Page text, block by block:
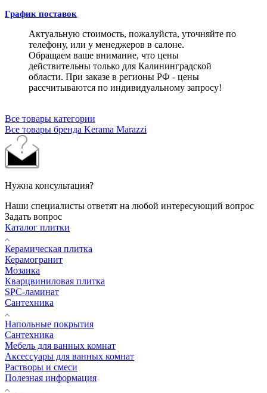
График поставок
Актуальную стоимость, пожалуйста, уточняйте по
телефону, или у менеджеров в салоне.
Обращаем ваше внимание, что цены
действительны только для Калининградской
области. При заказе в регионы РФ - цены
рассчитываются по индивидуальному запросу!
Все товары категории
Все товары бренда Kerama Marazzi
Нужна консультация?
Наши специалисты ответят на любой интересующий вопрос
Задать вопрос
Каталог плитки
Керамическая плитка
Керамогранит
Мозаика
Кварцвиниловая плитка
SPC-ламинат
Сантехника
Напольные покрытия
Сантехника
Мебель для ванных комнат
Аксессуары для ванных комнат
Растворы и смеси
Полезная информация